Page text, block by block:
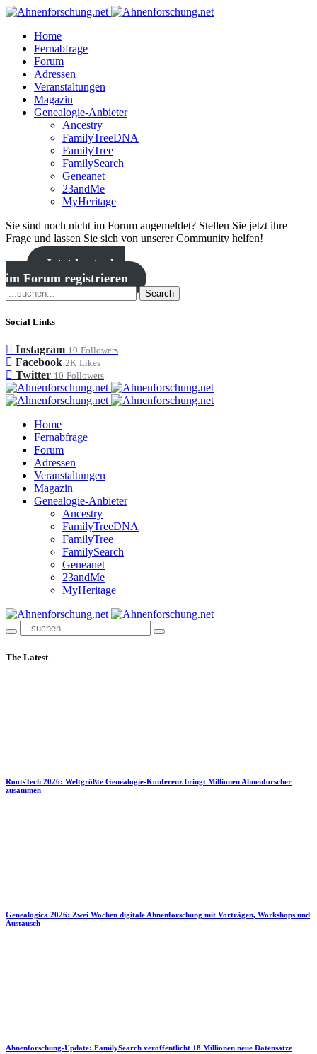
Home
Fernabfrage
Forum
Adressen
Veranstaltungen
Magazin
Genealogie-Anbieter
Ancestry
FamilyTreeDNA
FamilyTree
FamilySearch
Geneanet
23andMe
MyHeritage
Sie sind noch nicht im Forum angemeldet? Stellen Sie jetzt ihre
Frage und lassen Sie sich von unserer Community helfen!
Jetzt kostenlos
im Forum registrieren
Search
Social Links
Instagram 10 Followers
Facebook 2K Likes
Twitter 10 Followers
Home
Fernabfrage
Forum
Adressen
Veranstaltungen
Magazin
Genealogie-Anbieter
Ancestry
FamilyTreeDNA
FamilyTree
FamilySearch
Geneanet
23andMe
MyHeritage
The Latest
RootsTech 2026: Weltgrößte Genealogie-Konferenz bringt Millionen Ahnenforscher
zusammen
Genealogica 2026: Zwei Wochen digitale Ahnenforschung mit Vorträgen, Workshops und
Austausch
Ahnenforschung-Update: FamilySearch veröffentlicht 18 Millionen neue Datensätze